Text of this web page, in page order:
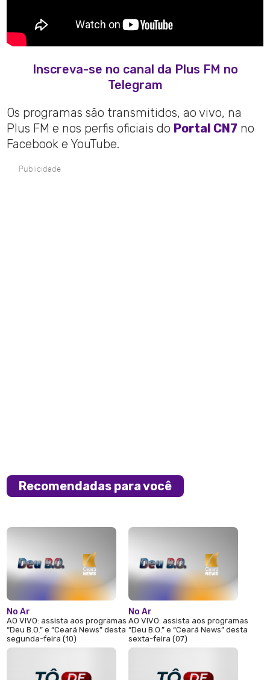
Inscreva-se no canal da Plus FM no
Telegram
Os programas são transmitidos, ao vivo, na
Plus FM e nos perfis oficiais do Portal CN7 no
Facebook e YouTube.
Publicidade
Recomendadas para você
No Ar
AO VIVO: assista aos programas
“Deu B.O.” e “Ceará News” desta
segunda-feira (10)
No Ar
AO VIVO: assista aos programas
“Deu B.O.” e “Ceará News” desta
sexta-feira (07)